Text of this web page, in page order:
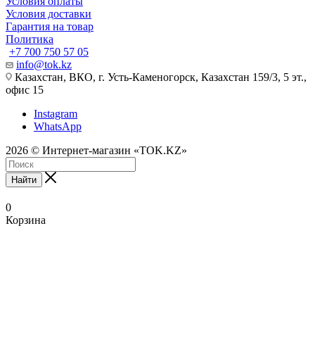
Условия доставки
Гарантия на товар
Политика
+7 700 750 57 05
info@tok.kz
Казахстан, ВКО, г. Усть-Каменогорск, Казахстан 159/3, 5 эт.,
офис 15
Instagram
WhatsApp
2026 © Интернет-магазин «TOK.KZ»
Найти
0
Корзина